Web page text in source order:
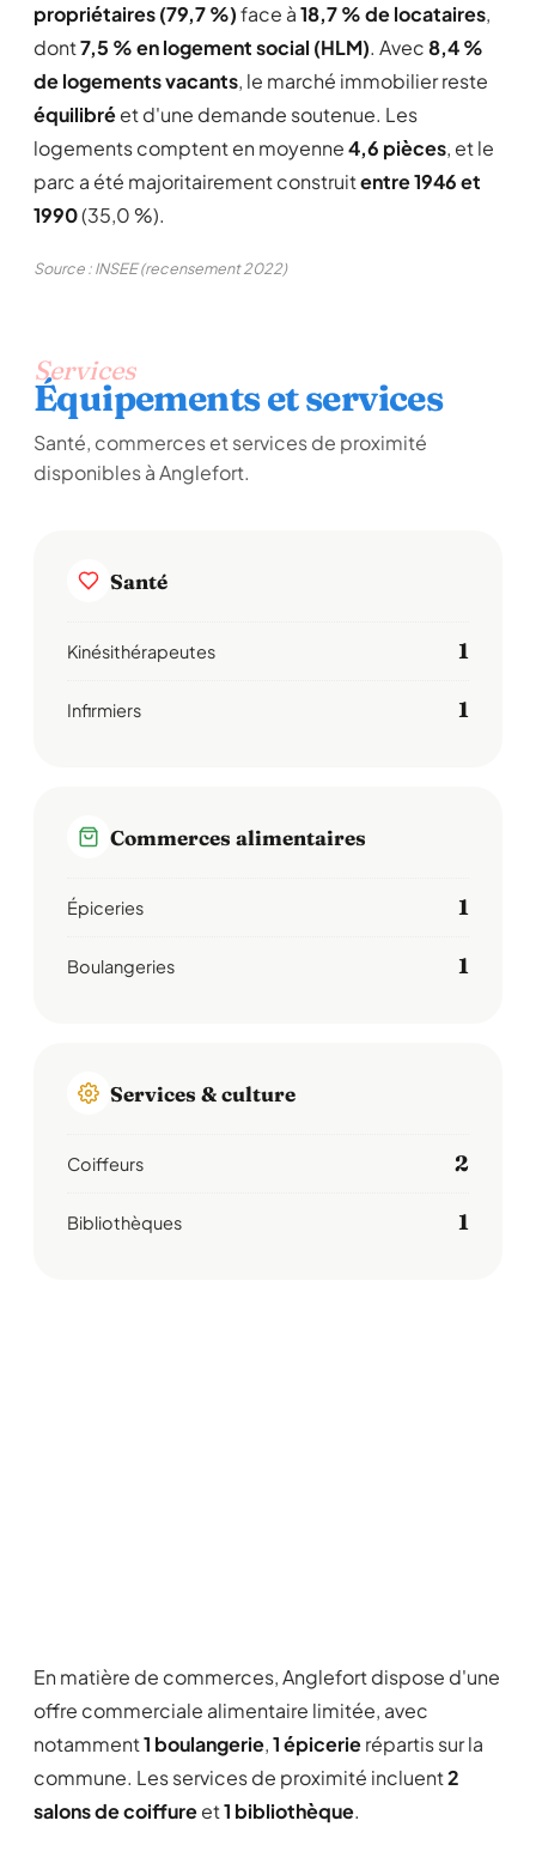
propriétaires (79,7 %)face à18,7 % de locataires,
dont7,5 % en logement social (HLM). Avec8,4 %
de logements vacants, le marché immobilier reste
équilibréet d'une demande soutenue. Les
logements comptent en moyenne4,6 pièces, et le
parc a été majoritairement construitentre 1946 et
1990(35,0 %).
Source : INSEE (recensement 2022)
Services
Équipements et services
Santé, commerces et services de proximité
disponibles à Anglefort.
Santé
Kinésithérapeutes 1
Infirmiers 1
Commerces alimentaires
Épiceries 1
Boulangeries 1
Services & culture
Coiffeurs 2
Bibliothèques 1
En matière de commerces, Anglefort dispose d'une
offre commerciale alimentaire limitée, avec
notamment1 boulangerie,1 épicerierépartis sur la
commune. Les services de proximité incluent2
salons de coiffureet1 bibliothèque.